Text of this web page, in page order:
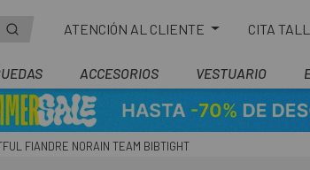
ATENCIÓN AL CLIENTE CITA
ACCESORIOS VESTUARIO
FIANDRE NORAIN TEAM BIBTIGHT